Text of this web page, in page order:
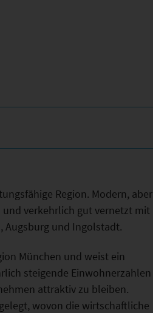
Region. Modern, aber
verkehrlich gut vernetzt mit
Augsburg und Ingolstadt.
München und weist ein
steigende Einwohnerzahlen
attraktiv zu bleiben.
wovon die wirtschaftliche